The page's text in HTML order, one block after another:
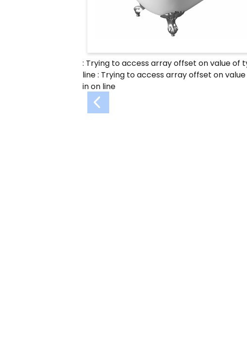
: Trying to access array offset on value of
line: Trying to access array offset on
inon line